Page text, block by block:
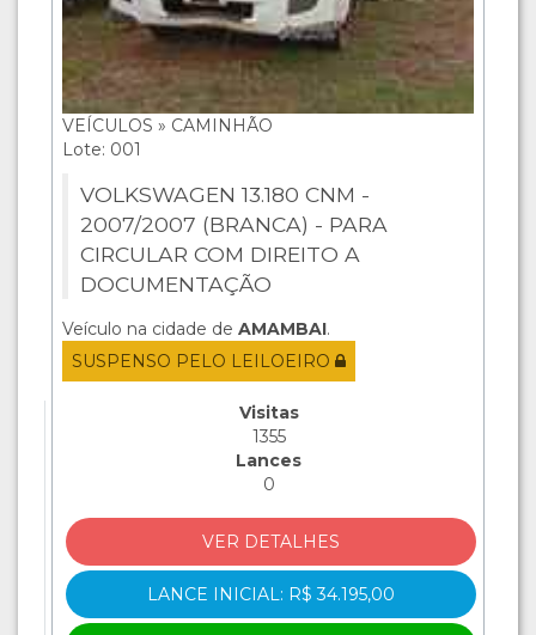
VEÍCULOS » CAMINHÃO
Lote: 001
VOLKSWAGEN 13.180 CNM -
2007/2007 (BRANCA) - PARA
CIRCULAR COM DIREITO A
DOCUMENTAÇÃO
Veículo na cidade de AMAMBAI.
SUSPENSO PELO LEILOEIRO
Visitas
1355
Lances
0
VER DETALHES
LANCE INICIAL: R$ 34.195,00